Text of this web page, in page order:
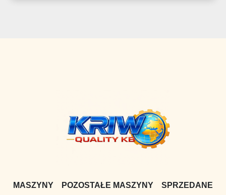
MASZYNY POZOSTAŁE MASZYNY SPRZEDANE